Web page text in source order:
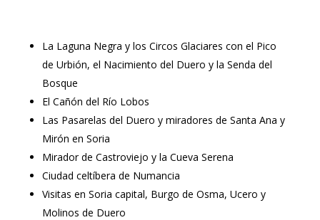
La Laguna Negra y los Circos Glaciares con el Pico
de Urbión, el Nacimiento del Duero y la Senda del
Bosque
El Cañón del Río Lobos
Las Pasarelas del Duero y miradores de Santa Ana y
Mirón en Soria
Mirador de Castroviejo y la Cueva Serena
Ciudad celtíbera de Numancia
Visitas en Soria capital, Burgo de Osma, Ucero y
Molinos de Duero